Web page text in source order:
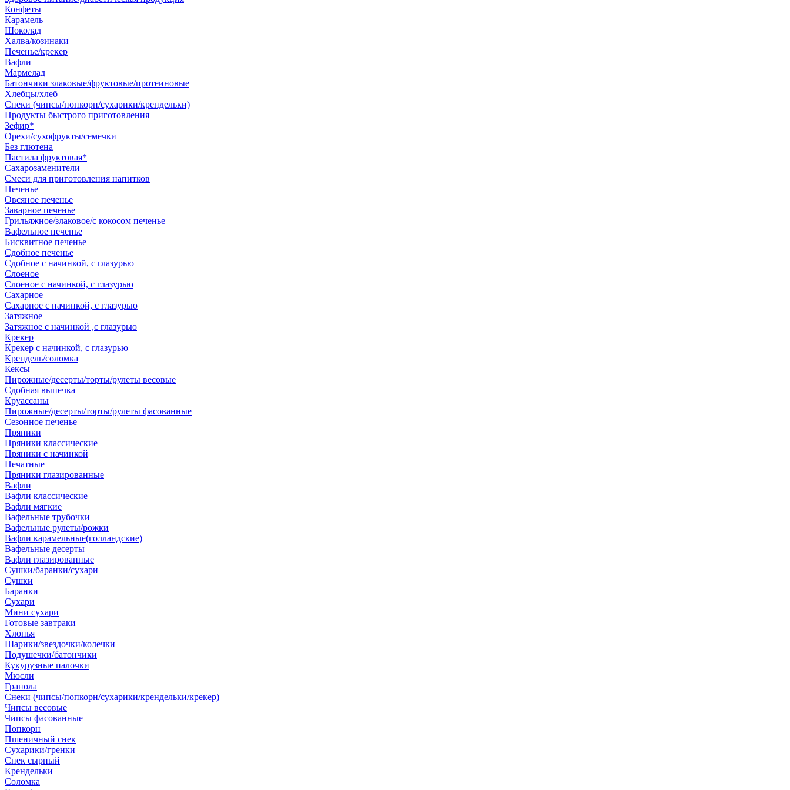
Конфеты
Карамель
Шоколад
Халва/козинаки
Печенье/крекер
Вафли
Мармелад
Батончики злаковые/фруктовые/протеиновые
Хлебцы/хлеб
Снеки (чипсы/попкорн/сухарики/крендельки)
Продукты быстрого приготовления
Зефир*
Орехи/сухофрукты/семечки
Без глютена
Пастила фруктовая*
Сахарозаменители
Смеси для приготовления напитков
Печенье
Овсяное печенье
Заварное печенье
Грильяжное/злаковое/с кокосом печенье
Вафельное печенье
Бисквитное печенье
Сдобное печенье
Сдобное с начинкой, с глазурью
Слоеное
Слоеное с начинкой, с глазурью
Сахарное
Сахарное с начинкой, с глазурью
Затяжное
Затяжное с начинкой ,с глазурью
Крекер
Крекер с начинкой, с глазурью
Крендель/соломка
Кексы
Пирожные/десерты/торты/рулеты весовые
Сдобная выпечка
Круассаны
Пирожные/десерты/торты/рулеты фасованные
Сезонное печенье
Пряники
Пряники классические
Пряники с начинкой
Печатные
Пряники глазированные
Вафли
Вафли классические
Вафли мягкие
Вафельные трубочки
Вафельные рулеты/рожки
Вафли карамельные(голландские)
Вафельные десерты
Вафли глазированные
Сушки/баранки/сухари
Сушки
Баранки
Сухари
Мини сухари
Готовые завтраки
Хлопья
Шарики/звездочки/колечки
Подушечки/батончики
Кукурузные палочки
Мюсли
Гранола
Снеки (чипсы/попкорн/сухарики/крендельки/крекер)
Чипсы весовые
Чипсы фасованные
Попкорн
Пшеничный снек
Сухарики/гренки
Снек сырный
Крендельки
Соломка